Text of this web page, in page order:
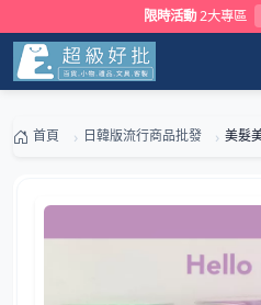
限時活動 2大專區
首頁 日韓版流行商品批發 美髮